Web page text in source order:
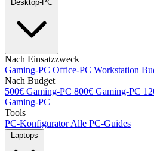
Desktop-PC
Nach Einsatzzweck
Gaming-PC Office-PC Workstation
Nach Budget
500€ Gaming-PC 800€ Gaming-PC
Gaming-PC
Tools
PC-KonfiguratorAlle PC-Guides
Laptops